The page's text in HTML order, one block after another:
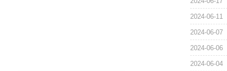
2024-06-11
2024-06-07
2024-06-06
2024-06-04